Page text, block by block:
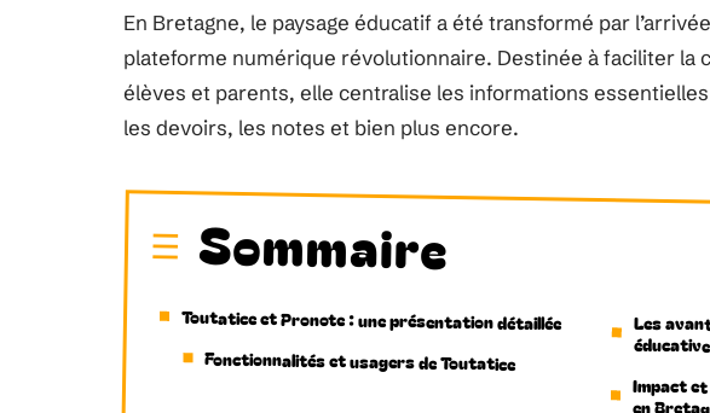
En Bretagne, le paysage éducatif a été transformé par
plateforme numérique révolutionnaire. Destinée à faciliter la
élèves et parents, elle centralise les informations
les devoirs, les notes et bien plus encore.
Sommaire
Toutatice et Pronote : une présentation détaillée
Fonctionnalités et usagers de Toutatice
Les
Impact
en